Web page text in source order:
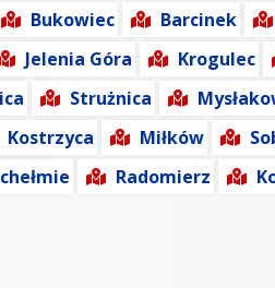
Bukowiec Barcinek
Jelenia Góra Krogulec
Strużnica
Kostrzyca Miłków
Radomierz